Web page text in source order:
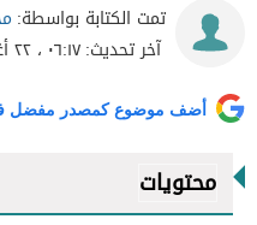
تمت الكتابة بواسطة:
آخر تحديث:٠٦:١٧ ، ٢٢ أغسطس ٢٠٢٢
أضف موضوع كمصدر مفضل
محتويات